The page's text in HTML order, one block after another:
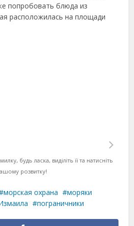
попробовать блюда из
расположилась на площади
будь ласка, виділіть її та натисніть
розвитку!
морская охрана
моряки
пограничники